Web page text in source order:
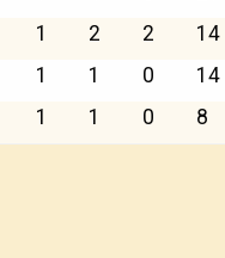
1 2 2
14
1 1 0
14
1 1 0 8